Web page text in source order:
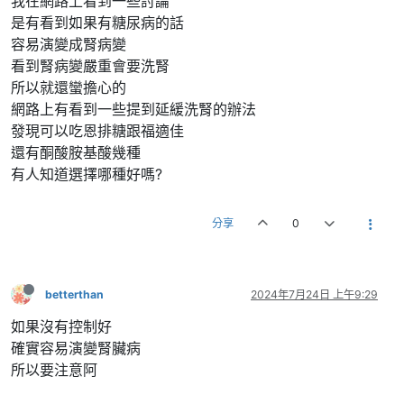
是有看到如果有糖尿病的話
容易演變成腎病變
看到腎病變嚴重會要洗腎
所以就還蠻擔心的
網路上有看到一些提到延緩洗腎的辦法
發現可以吃恩排糖跟福適佳
還有酮酸胺基酸幾種
有人知道選擇哪種好嗎?
分享 0
betterthan 2024年7月24日 上午9:29
如果沒有控制好
確實容易演變腎臟病
所以要注意阿